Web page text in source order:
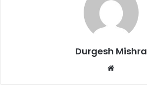
Durgesh Mishra
Website